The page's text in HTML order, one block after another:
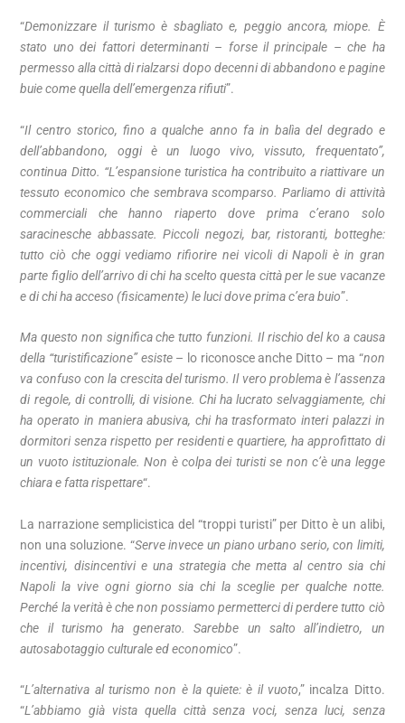
“Demonizzare il turismo è sbagliato e, peggio ancora, miope. È
stato uno dei fattori determinanti – forse il principale – che ha
permesso alla città di rialzarsi dopo decenni di abbandono e pagine
buie come quella dell’emergenza rifiuti”.
“Il centro storico, fino a qualche anno fa in balìa del degrado e
dell’abbandono, oggi è un luogo vivo, vissuto, frequentato”,
continua Ditto. “L’espansione turistica ha contribuito a riattivare un
tessuto economico che sembrava scomparso. Parliamo di attività
commerciali che hanno riaperto dove prima c’erano solo
saracinesche abbassate. Piccoli negozi, bar, ristoranti, botteghe:
tutto ciò che oggi vediamo rifiorire nei vicoli di Napoli è in gran
parte figlio dell’arrivo di chi ha scelto questa città per le sue vacanze
e di chi ha acceso (fisicamente) le luci dove prima c’era buio”.
Ma questo non significa che tutto funzioni. Il rischio del ko a causa
della “turistificazione” esiste– lo riconosce anche Ditto – ma “non
va confuso con la crescita del turismo. Il vero problema è l’assenza
di regole, di controlli, di visione. Chi ha lucrato selvaggiamente, chi
ha operato in maniera abusiva, chi ha trasformato interi palazzi in
dormitori senza rispetto per residenti e quartiere, ha approfittato di
un vuoto istituzionale. Non è colpa dei turisti se non c’è una legge
chiara e fatta rispettare“.
La narrazione semplicistica del “troppi turisti” per Ditto è un alibi,
non una soluzione. “Serve invece un piano urbano serio, con limiti,
incentivi, disincentivi e una strategia che metta al centro sia chi
Napoli la vive ogni giorno sia chi la sceglie per qualche notte.
Perché la verità è che non possiamo permetterci di perdere tutto ciò
che il turismo ha generato. Sarebbe un salto all’indietro, un
autosabotaggio culturale ed economico”.
“L’alternativa al turismo non è la quiete: è il vuoto,” incalza Ditto.
“L’abbiamo già vista quella città senza voci, senza luci, senza